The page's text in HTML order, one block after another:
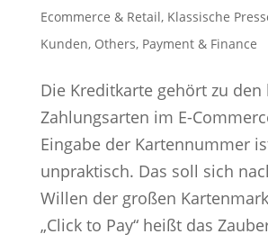
Ecommerce & Retail, Klassische
Kunden, Others, Payment & Finance
Die Kreditkarte gehört zu
Zahlungsarten im E-
Eingabe der Kartennummer
unpraktisch. Das soll sich
Willen der großen
„Click to Pay“ heißt das